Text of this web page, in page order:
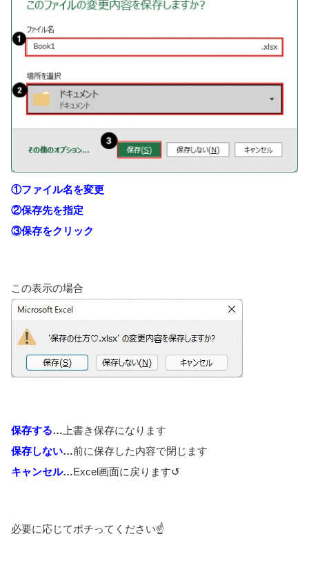
①ファイル名を変更
②保存先を指定
③保存をクリック
この表示の場合
保存する… 上書き保存になります
保存しない…前に保存した内容で閉じます
キャンセル…Excel画面に戻ります↺
必要に応じてポチってください☝️